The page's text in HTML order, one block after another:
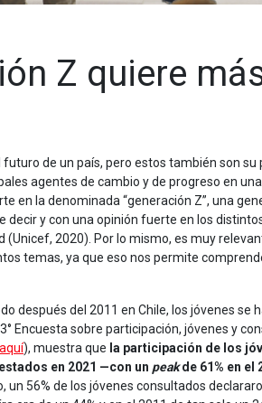
Z quiere
de un país, pero estos también son su
agentes de cambio y de progreso en
en la denominada “generación Z”, una
decir y con una opinión fuerte en los
2020). Por lo mismo, es muy
temas, ya que eso nos permite
después del 2011 en Chile, los jóvenes
Encuesta sobre participación, jóvenes y
aquí), muestra que la participación de los
en 2021 —con un peakde 61% en el
un 56% de los jóvenes consultados